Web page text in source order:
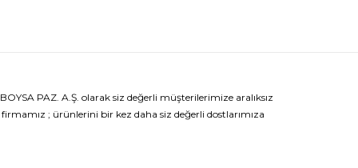
PAZ. A.Ş. olarak siz değerli müşterilerimize aralıksız
; ürünlerini bir kez daha siz değerli dostlarımıza